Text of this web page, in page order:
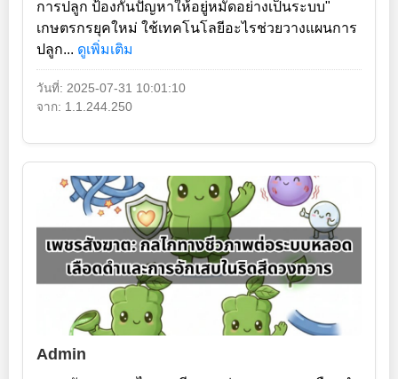
การปลูก ป้องกันปัญหาให้อยู่หมัดอย่างเป็นระบบ"
เกษตรกรยุคใหม่ ใช้เทคโนโลยีอะไรช่วยวางแผนการ
ปลูก... ดูเพิ่มเติม
วันที่: 2025-07-31 10:01:10
จาก: 1.1.244.250
Admin